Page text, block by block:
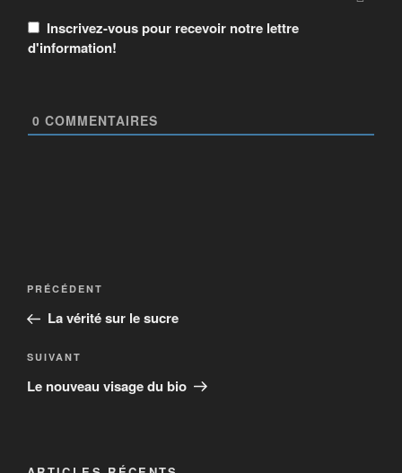
Inscrivez-vous pour recevoir notre lettre
d'information!
0 COMMENTAIRES
PRÉCÉDENT
La vérité sur le sucre
SUIVANT
Le nouveau visage du bio